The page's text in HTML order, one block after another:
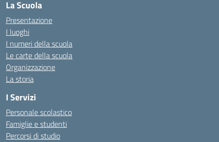
La Scuola
Presentazione
I luoghi
I numeri della scuola
Le carte della scuola
Organizzazione
La storia
I Servizi
Personale scolastico
Famiglie e studenti
Percorsi di studio